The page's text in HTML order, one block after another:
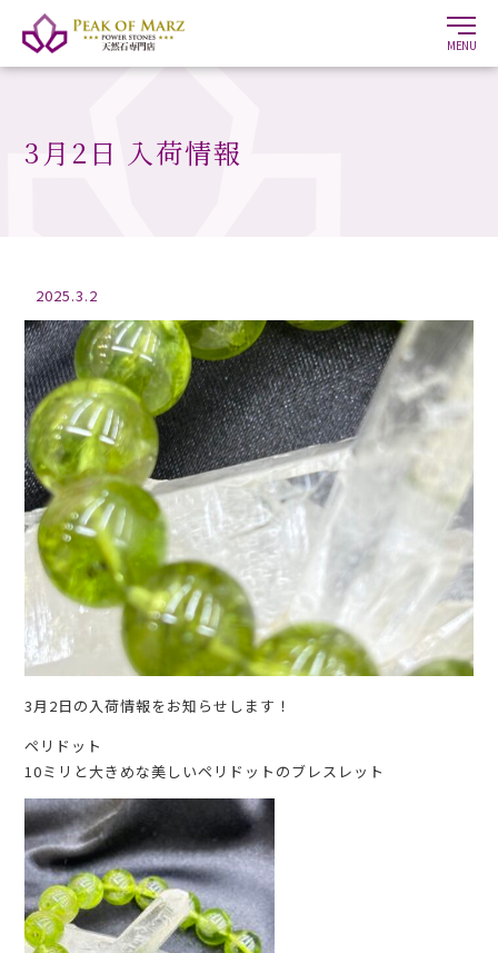
MENU
3月2日 入荷情報
2025.3.2
3月2日の入荷情報をお知らせします！
ペリドット
10ミリと大きめな美しいペリドットのブレスレット